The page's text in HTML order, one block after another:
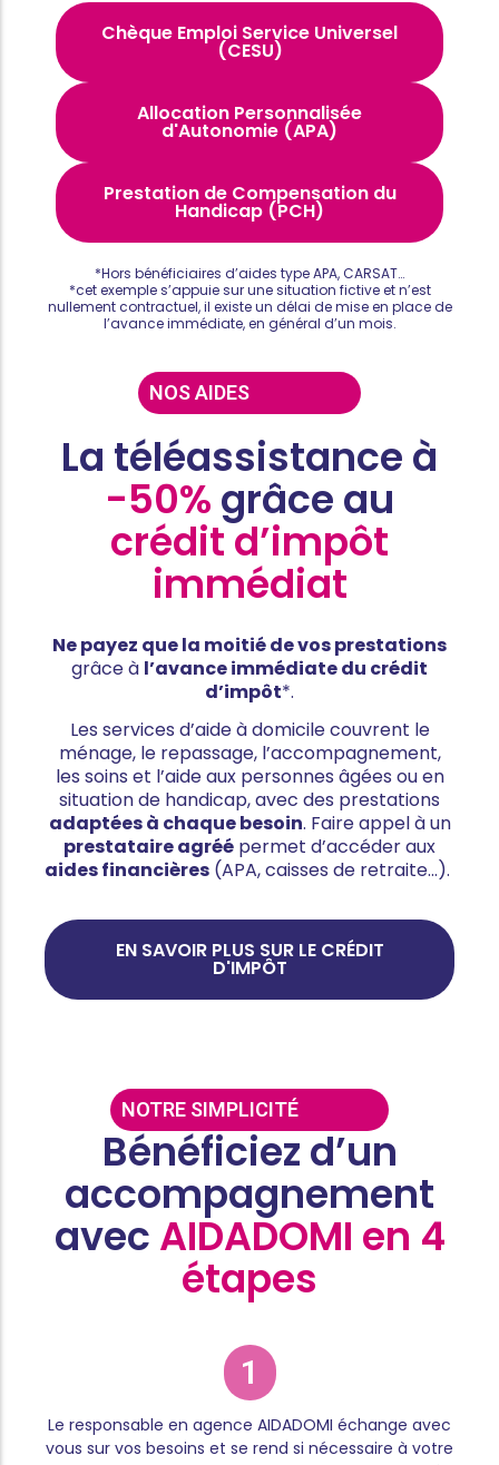
Chèque Emploi Service Universel
(CESU)
Allocation Personnalisée
d'Autonomie (APA)
Prestation de Compensation du
Handicap (PCH)
*Hors bénéficiaires d’aides type APA, CARSAT…
*cet exemple s’appuie sur une situation fictive et n’est
nullement contractuel, il existe un délai de mise en place de
l’avance immédiate, en général d’un mois.
NOS AIDES
La téléassistance à
-50% grâce au
crédit d’impôt
immédiat
Ne payez que la moitié de vos prestations
grâce à l’avance immédiate du crédit
d’impôt*.
Les services d’aide à domicile couvrent le
ménage, le repassage, l’accompagnement,
les soins et l’aide aux personnes âgées ou en
situation de handicap, avec des prestations
adaptées à chaque besoin. Faire appel à un
prestataire agréé permet d’accéder aux
aides financières (APA, caisses de retraite…).
EN SAVOIR PLUS SUR LE CRÉDIT
D'IMPÔT
NOTRE SIMPLICITÉ
Bénéficiez d’un
accompagnement
avec AIDADOMI en 4
étapes
1
Le responsable en agence AIDADOMI échange avec
vous sur vos besoins et se rend si nécessaire à votre